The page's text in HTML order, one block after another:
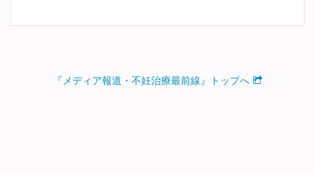
『メディア報道・不妊治療最前線』トップへ